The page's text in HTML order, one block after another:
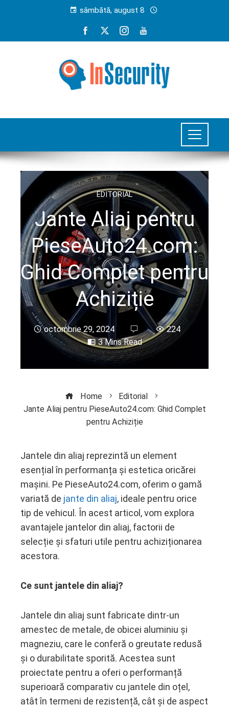
sâmbătă, august 8
EDITORIAL
Jante Aliaj pentru
PieseAuto24.com:
Ghid Complet pentru
Achiziție
octombrie 29, 2024
224
3 Mins Read
Home
Editorial
Jante Aliaj pentru PieseAuto24.com: Ghid Complet
pentru Achiziție
Jantele din aliaj reprezintă un element
esențial în performanța și estetica oricărei
mașini. Pe PieseAuto24.com, oferim o gamă
variată de jante din aliaj, ideale pentru orice
tip de vehicul. În acest articol, vom explora
avantajele jantelor din aliaj, factorii de
selecție și sfaturi utile pentru achiziționarea
acestora.
Ce sunt jantele din aliaj?
Jantele din aliaj sunt fabricate dintr-un
amestec de metale, de obicei aluminiu și
magneziu, care le conferă o greutate redusă
și o durabilitate sporită. Acestea sunt
proiectate pentru a oferi o performanță
superioară comparativ cu jantele din oțel,
atât în termeni de rezistență, cât și de aspect